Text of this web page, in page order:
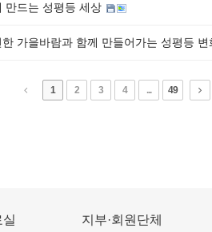
만드는 성평등 세상
가을바람과 함께 만들어가는 성평등
1 2 3 4 ... 49
실 지부·회원단체